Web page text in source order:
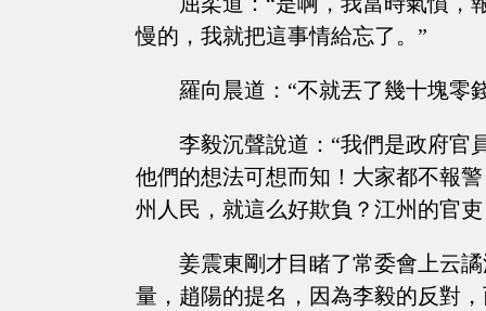
慢的，我就把這事情給忘了。”
羅向晨道：“不就丟了幾十塊零
李毅沉聲說道：“我們是政府官
他們的想法可想而知！大家都不報
州人民，就這么好欺負？江州的官
姜震東剛才目睹了常委會上云
量，趙陽的提名，因為李毅的反對